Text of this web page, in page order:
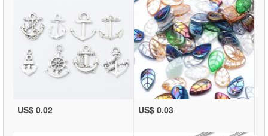
US$ 0.02 US$ 0.03